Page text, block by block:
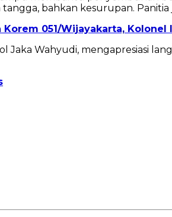
tangga, bahkan kesurupan.
Korem 051/Wijayakarta,
Jaka Wahyudi, mengapresiasi